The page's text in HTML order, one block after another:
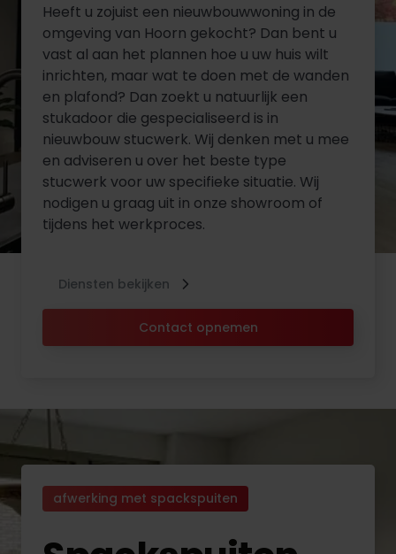
Heeft u zojuist een nieuwbouwwoning in de
omgeving van Hoorn gekocht? Dan bent u
vast al aan het plannen hoe u uw huis wilt
inrichten, maar wat te doen met de wanden
en plafond? Dan zoekt u natuurlijk een
stukadoor die gespecialiseerd is in
nieuwbouw stucwerk. Wij denken met u mee
en adviseren u over het beste type
stucwerk voor uw specifieke situatie. Wij
nodigen u graag uit in onze showroom of
tijdens het werkproces.
Contact opnemen
Diensten bekijken
afwerking met spackspuiten